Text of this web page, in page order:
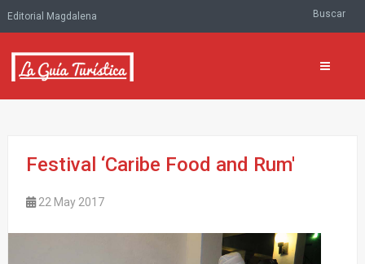
Editorial Magdalena Buscar
Festival ‘Caribe Food and Rum'
22 May 2017